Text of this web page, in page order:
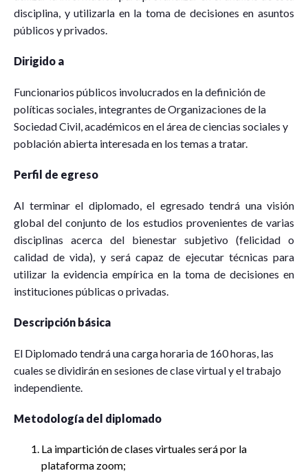
disciplina, y utilizarla en la toma de decisiones en asuntos
públicos y privados.
Dirigido a
Funcionarios públicos involucrados en la definición de
políticas sociales, integrantes de Organizaciones de la
Sociedad Civil, académicos en el área de ciencias sociales y
población abierta interesada en los temas a tratar.
Perfil de egreso
Al terminar el diplomado, el egresado tendrá una visión
global del conjunto de los estudios provenientes de varias
disciplinas acerca del bienestar subjetivo (felicidad o
calidad de vida), y será capaz de ejecutar técnicas para
utilizar la evidencia empírica en la toma de decisiones en
instituciones públicas o privadas.
Descripción básica
El Diplomado tendrá una carga horaria de 160 horas, las
cuales se dividirán en sesiones de clase virtual y el trabajo
independiente.
Metodología del diplomado
La impartición de clases virtuales será por la
plataforma zoom;